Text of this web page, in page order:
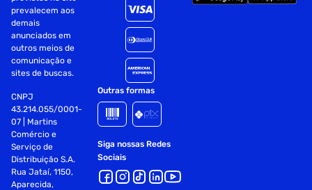
1x Conector de 3,5 mm para fone/microfone
1x Entrada DC
Teclado e Touchpad:
Teclado Chiclet, Deslocamento de tecla de 1,4 mm,
Touchpad de precisão
Câmera:
Câmera HD 720p
prevalecem aos
demais
anunciados em
outros meios de
comunicação e
sites de buscas.
CNPJ
43.214.055/0001-
07 | Martins
Comércio e
Serviço de
Distribuição S.A.
Rua Jataí, 1150,
Aparecida,
Outras formas
Siga nossas Redes
Sociais